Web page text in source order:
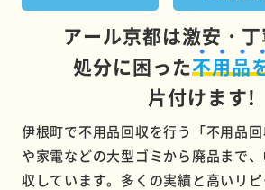
アール京都は激安・
処分に困った不用品
片付けます!
伊根町で不用品回収を行う「不用品
や家電などの大型ゴミから廃品まで
収しています。多くの実績と高いリ